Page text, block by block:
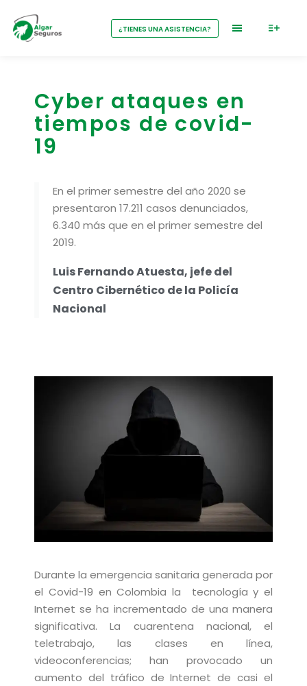
¿TIENES UNA ASISTENCIA?
Cyber ataques en
tiempos de covid-
19
En el primer semestre del año 2020 se
presentaron 17.211 casos denunciados,
6.340 más que en el primer semestre del
2019.
Luis Fernando Atuesta, jefe del
Centro Cibernético de la Policía
Nacional
Durante la emergencia sanitaria generada por
el Covid-19 en Colombia la tecnología y el
Internet se ha incrementado de una manera
significativa. La cuarentena nacional, el
teletrabajo, las clases en línea,
videoconferencias; han provocado un
aumento del tráfico de Internet de casi el